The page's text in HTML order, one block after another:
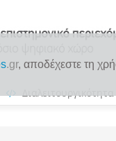
.gr, αποδέχεστε τη
Διαλειτουργικότητα